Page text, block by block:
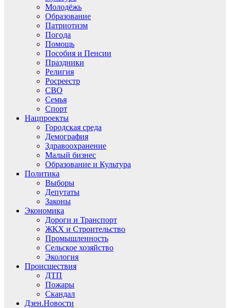
Молодёжь
Образование
Патриотизм
Погода
Помощь
Пособия и Пенсии
Праздники
Религия
Росреестр
СВО
Семья
Спорт
Нацпроекты
Городская среда
Демография
Здравоохранение
Малый бизнес
Образование и Культура
Политика
Выборы
Депутаты
Законы
Экономика
Дороги и Транспорт
ЖКХ и Строительство
Промышленность
Сельское хозяйство
Экология
Происшествия
ДТП
Пожары
Скандал
Дзен.Новости